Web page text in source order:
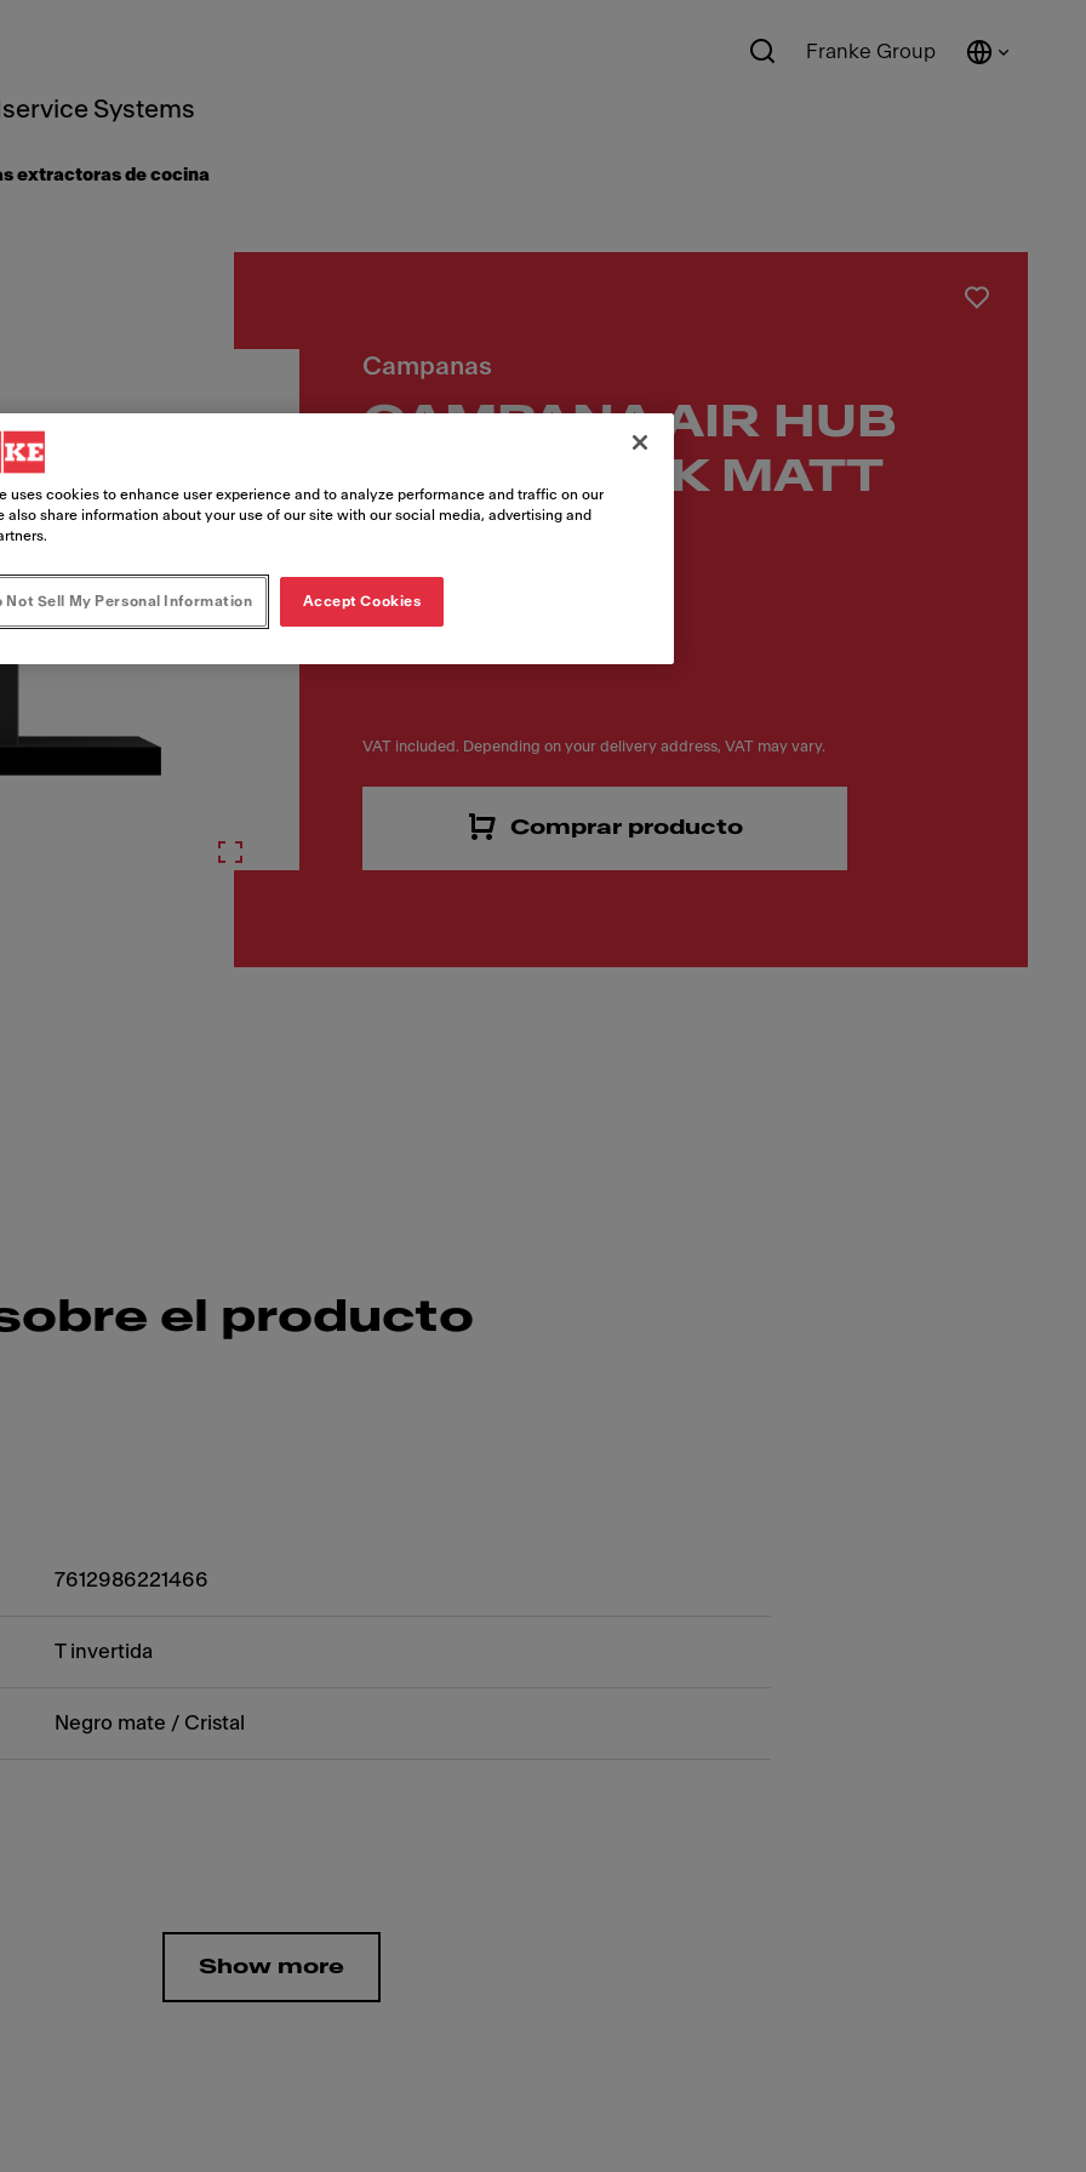
Systems
Franke Group
extractoras de cocina
Campanas
CAMPANA AIR HUB
FTMY AS BK MATT
F90
FUN
VAT included. Depending on your delivery address, VAT may vary.
Comprar producto
el producto
7612986221466
T invertida
Negro mate / Cristal
Show more
uses cookies to enhance user experience and to analyze performance and traffic on our
also share information about your use of our site with our social media, advertising and
Not Sell My Personal Information Accept Cookies